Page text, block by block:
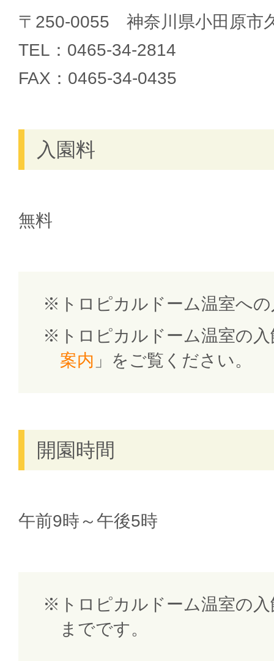
〒250-0055 神奈川県小田原市
TEL：0465-34-2814
FAX：0465-34-0435
入園料
無料
トロピカルドーム温室へ
トロピカルドーム温室の
案内 」をご覧ください。
開園時間
午前9時～午後5時
トロピカルドーム温室の
までです。